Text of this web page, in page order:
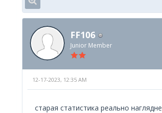
FF106
Junior Member
12-17-2023, 12:35 AM
старая статистика реально